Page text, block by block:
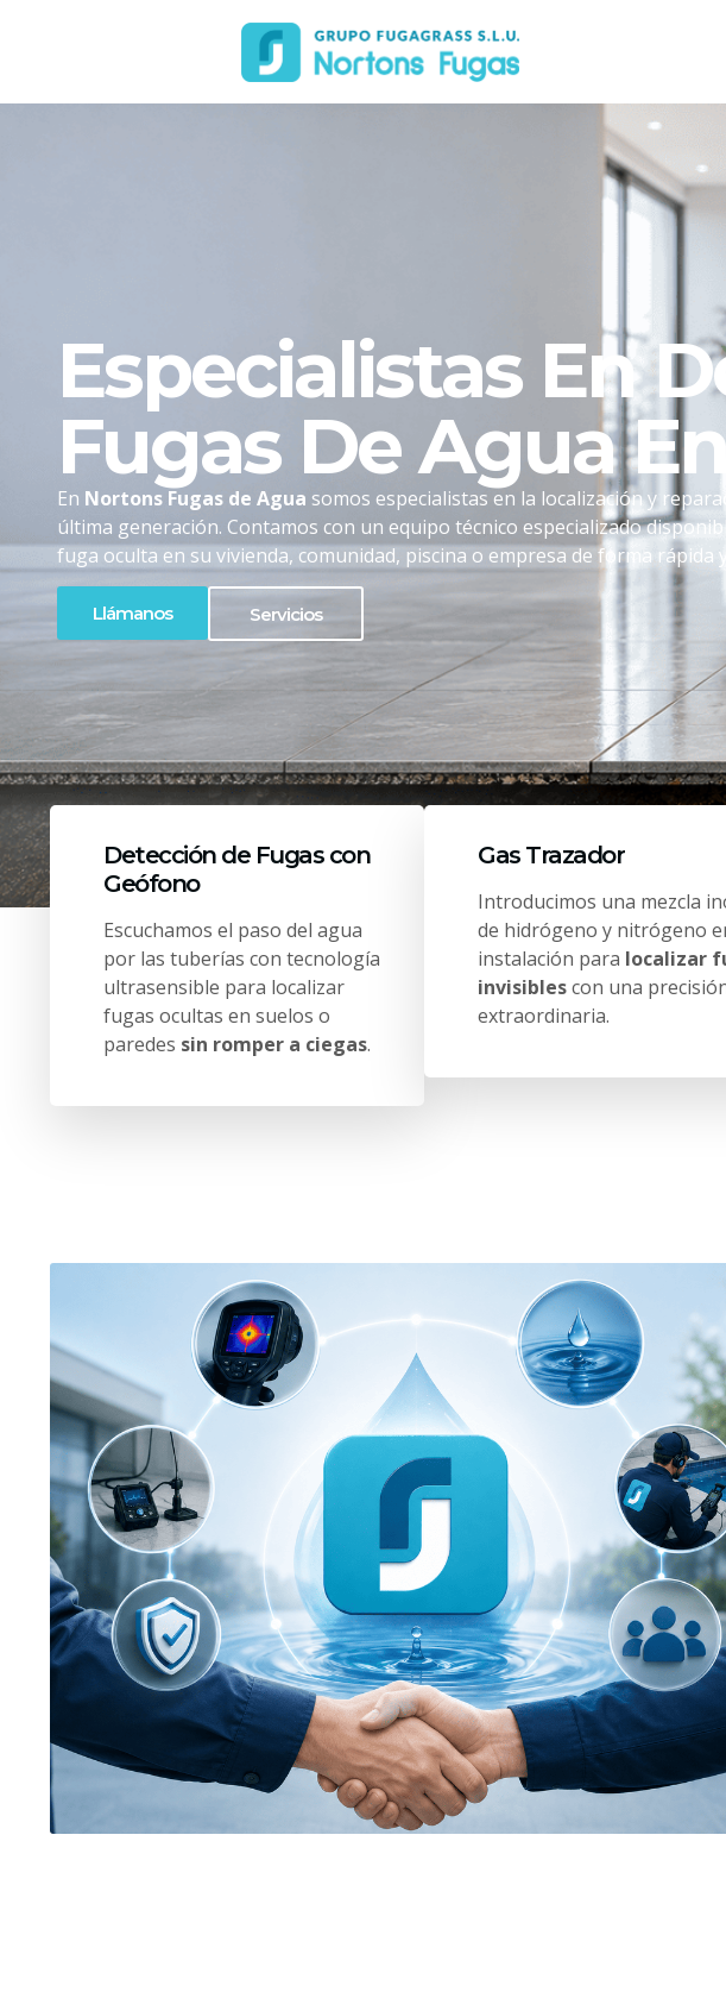
Especialistas En
Fugas De Agua
En Nortons Fugas de Agua somos especialistas en la localización y
última generación. Contamos con un equipo técnico especializado
fuga oculta en su vivienda, comunidad, piscina o empresa de forma rápida
Llámanos Servicios
Detección de Fugas con
Geófono
Escuchamos el paso del agua
por las tuberías con tecnología
ultrasensible para localizar
fugas ocultas en suelos o
paredes sin romper a ciegas.
Gas Trazador
Introducimos una mezcla
de hidrógeno y nitrógeno
instalación para localizar
invisiblescon una
extraordinaria.